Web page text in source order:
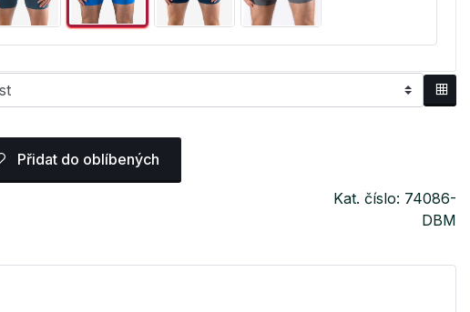
Přidat do oblíbených
Kat. číslo: 74086-
DBM